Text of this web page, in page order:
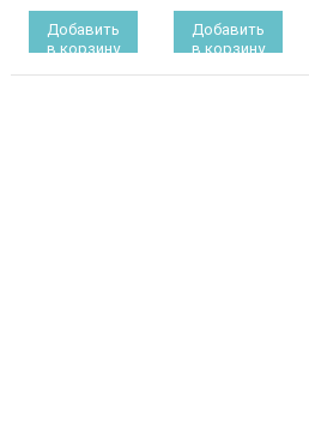
Добавить
в корзину
Добавить
в корзину